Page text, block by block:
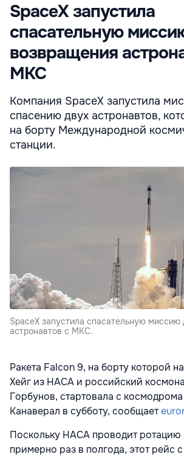
SpaceX запустила
спасательную
возвращения
МКС
Компания SpaceX запустила
спасению двух астронавтов,
на борту Международной
станции.
SpaceX запустила спасательную миссию
астронавтов с МКС.
Ракета Falcon 9, на борту которой
Хейг из НАСА и российский
Горбунов, стартовала с
Канаверал в субботу, сообщает
Поскольку НАСА проводит ротацию
примерно раз в полгода, этот рейс